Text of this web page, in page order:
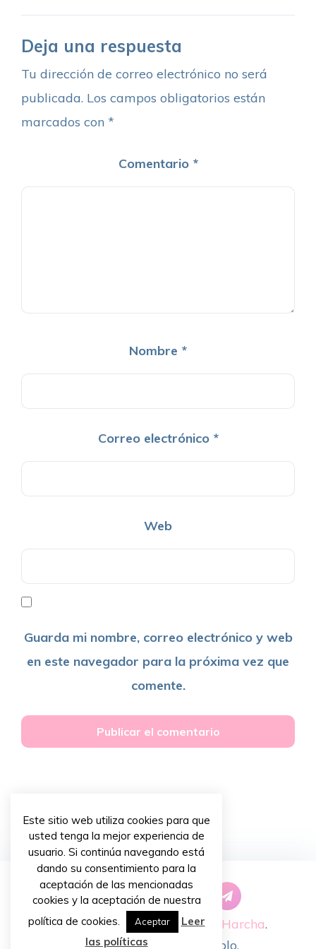
Deja una respuesta
Tu dirección de correo electrónico no será
publicada. Los campos obligatorios están
marcados con *
Comentario *
Nombre *
Correo electrónico *
Web
Guarda mi nombre, correo electrónico y web
en este navegador para la próxima vez que
comente.
Copyright © 2026 ~ Priscilla Harcha.
Diseño deChiavassa Pablo.
Este sitio web utiliza cookies para que
usted tenga la mejor experiencia de
usuario. Si continúa navegando está
dando su consentimiento para la
aceptación de las mencionadas
cookies y la aceptación de nuestra
política de cookies.
Aceptar
Leer
las políticas